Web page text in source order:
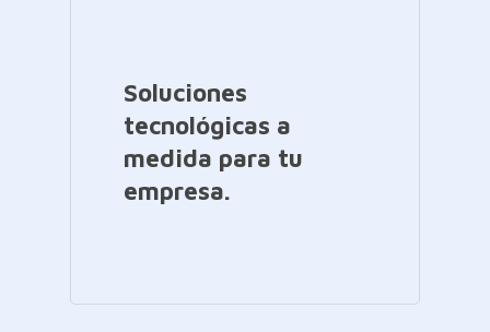
Soluciones
tecnológicas a
medida para tu
empresa.